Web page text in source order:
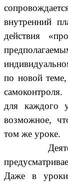
внутренний
действия
по новой
для каждого
возможное,
том же уроке.
Даже в уроки